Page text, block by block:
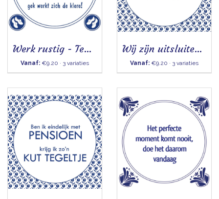
Werk rustig - Tegeltje
Vanaf: €9.20 · 3 variaties
Wij zijn uitsluitend goed bezig - Tegeltje
Vanaf: €9.20 · 3 variaties